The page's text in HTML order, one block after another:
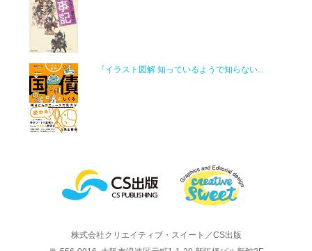
『イラスト図解 知っているようで知らない...
株式会社クリエイティブ・スイート／CS出版